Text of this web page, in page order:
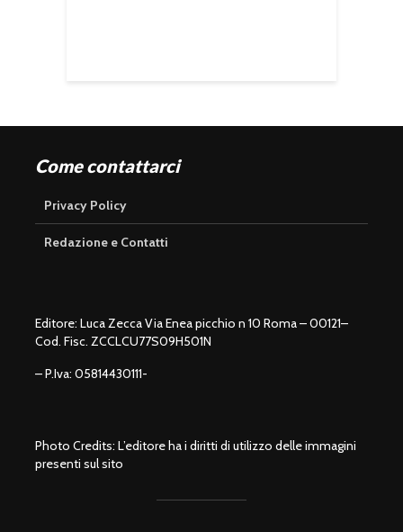
Come contattarci
Privacy Policy
Redazione e Contatti
Editore: Luca Zecca Via Enea picchio n 10 Roma – 00121–
Cod. Fisc. ZCCLCU77S09H501N
– P.Iva: 05814430111-
Photo Credits: L’editore ha i diritti di utilizzo delle immagini
presenti sul sito